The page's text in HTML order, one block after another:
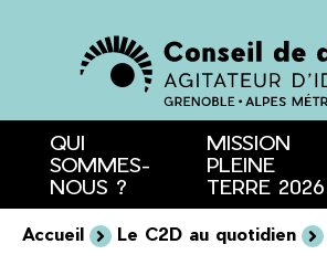
Recherche
QUI
SOMMES-
NOUS ?
MISSION
PLEINE
TERRE 2026
Accueil Le C2D au quotidien